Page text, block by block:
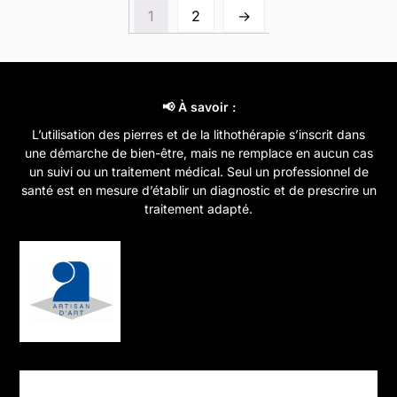
options
être
sur
la
page
du
produit
peuvent
sur
la
page
du
1 2 →
📢 À savoir :
L’utilisation des pierres et de la lithothérapie s’inscrit dans
une démarche de bien-être, mais ne remplace en aucun cas
un suivi ou un traitement médical. Seul un professionnel de
santé est en mesure d’établir un diagnostic et de prescrire un
traitement adapté.